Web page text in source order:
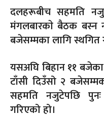
दलहरूबीच सहमति
मंगलबारकाे बैठक बस्न
बजेसम्मका लागि स्थगित
यसअघि बिहान ११
टाँसी दिउँसो २
सहमति नजुटेपछि
गरिएको हो।